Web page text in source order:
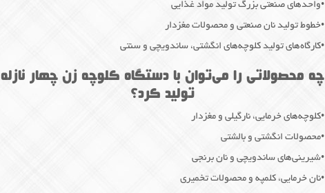
•واحدهای صنعتی بزرگ تولید مواد غذایی
•خطوط تولید نان صنعتی و محصولات مغزدار
•کارگاه‌های تولید کلوچه‌های انگشتی، ساندویچی و سنتی
چه محصولاتی را می‌توان با دستگاه کلوچه زن چهار نازله
تولید کرد؟
•کلوچه‌های خرمایی، نارگیلی و مغزدار
•محصولات انگشتی و بالشتی
•شیرینی‌های ساندویچی و نان برنجی
•نان خرمایی، کلمپه و محصولات تخمیری